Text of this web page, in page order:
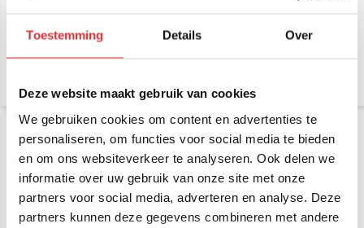
Toestemming Details Over
Deze website maakt gebruik van cookies
We gebruiken cookies om content en advertenties te
personaliseren, om functies voor social media te bieden
en om ons websiteverkeer te analyseren. Ook delen we
informatie over uw gebruik van onze site met onze
partners voor social media, adverteren en analyse. Deze
partners kunnen deze gegevens combineren met andere
€ 32,95Incl. btw
€ 27,23 Excl. btw
€ 31,95
Incl. btw